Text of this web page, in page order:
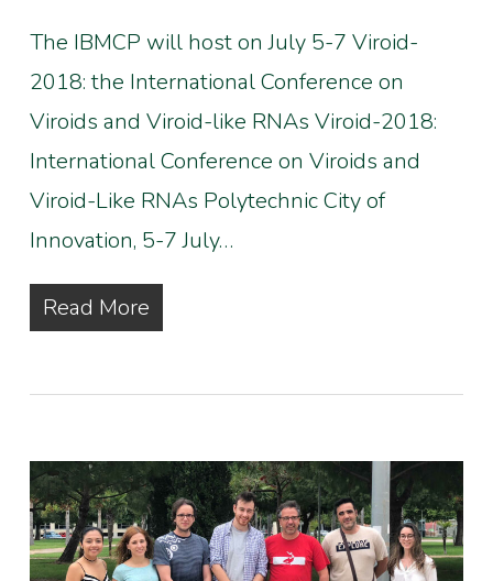
The IBMCP will host on July 5-7 Viroid-
2018: the International Conference on
Viroids and Viroid-like RNAs Viroid-2018:
International Conference on Viroids and
Viroid-Like RNAs Polytechnic City of
Innovation, 5-7 July…
Read More